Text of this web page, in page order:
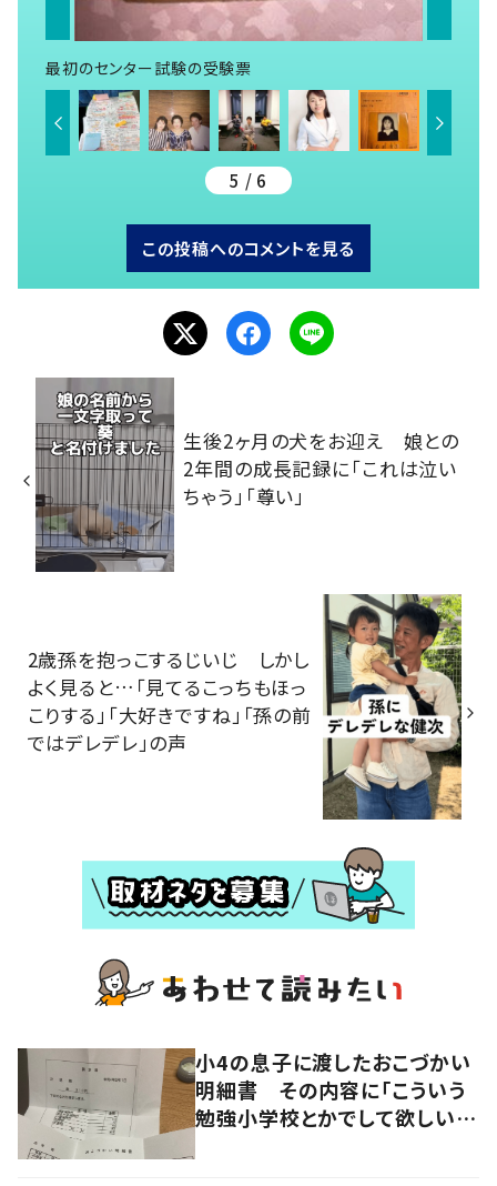
最初のセンター試験の受験票
5 / 6
この投稿へのコメントを見る
生後2ヶ月の犬をお迎え 娘との
2年間の成長記録に「これは泣い
ちゃう」「尊い」
2歳孫を抱っこするじいじ しかし
よく見ると…「見てるこっちもほっ
こりする」「大好きですね」「孫の前
ではデレデレ」の声
小4の息子に渡したおこづかい
明細書 その内容に「こういう
勉強小学校とかでして欲しい」